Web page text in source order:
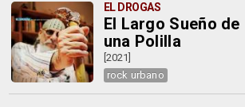
EL DROGAS
El Largo Sueño de
una Polilla
[2021]
rock urbano